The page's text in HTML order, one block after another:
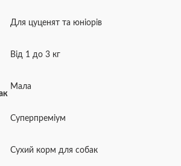
Для цуценят та юніорів
Від 1 до 3 кг
Мала
Суперпреміум
Сухий корм для собак